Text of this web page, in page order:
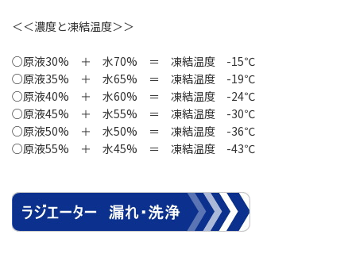
＜＜濃度と凍結温度＞＞
○原液30% ＋ 水70% ＝ 凍結温度 -15℃
○原液35% ＋ 水65% ＝ 凍結温度 -19℃
○原液40% ＋ 水60% ＝ 凍結温度 -24℃
○原液45% ＋ 水55% ＝ 凍結温度 -30℃
○原液50% ＋ 水50% ＝ 凍結温度 -36℃
○原液55% ＋ 水45% ＝ 凍結温度 -43℃